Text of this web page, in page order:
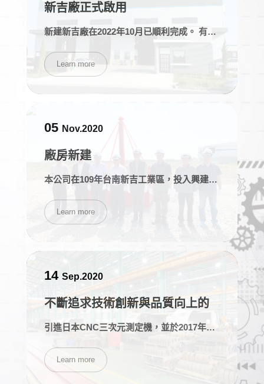
新吉廠正式啟用
新建新吉廠在2022年10月已順利完成。 有完整的原料倉儲區及鋸料裁切設備。 為加速生產自動化提升產品品質穩定，新增車銑複合機及臥式加工中心， 投入生產行列。
Learn more
05 Nov.2020
廠房新建
本公司在109年台南新吉工業區，投入興建新吉廠，初期先建置原料區、裁切及銑床生產線，預計在110年可以正式加入生產作業。
Learn more
14 Sep.2020
不斷追求技術創新與品質向上的
精神
引進日本CNC三次元測定機，並於2017年通過ISO 9001:2015國際品質認證
Learn more